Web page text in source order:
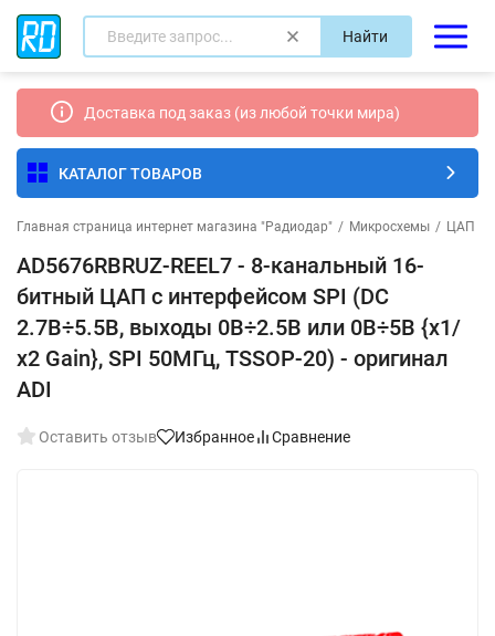
Найти
Доставка под заказ (из любой точки мира)
КАТАЛОГ ТОВАРОВ
Главная страница интернет магазина "Радиодар" / Микросхемы / ЦАП
AD5676RBRUZ-REEL7 - 8-канальный 16-
битный ЦАП с интерфейсом SPI (DC
2.7В÷5.5В, выходы 0В÷2.5В или 0В÷5В {х1/
х2 Gain}, SPI 50МГц, TSSOP-20) - оригинал
ADI
Оставить отзыв Избранное Сравнение